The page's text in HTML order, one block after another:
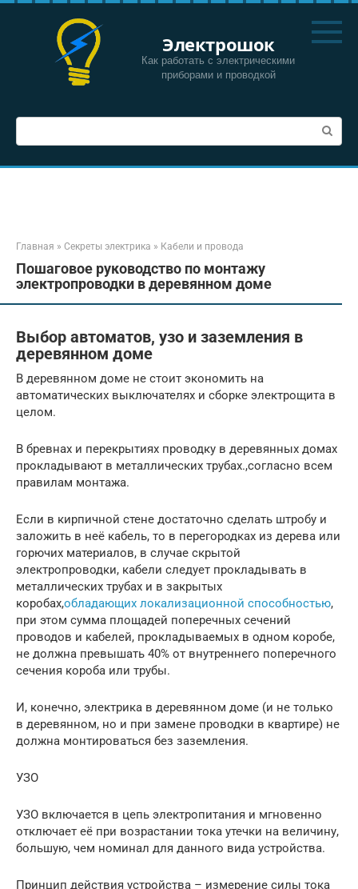
Перейти
Электрошок
Как работать с электрическими
приборами и проводкой
Поиск:
Главная » Секреты электрика » Кабели и провода
Пошаговое руководство по монтажу
электропроводки в деревянном доме
Выбор автоматов, узо и заземления в
деревянном доме
В деревянном доме не стоит экономить на
автоматических выключателях и сборке электрощита в
целом.
В бревнах и перекрытиях проводку в деревянных домах
прокладывают в металлических трубах.,согласно всем
правилам монтажа.
Если в кирпичной стене достаточно сделать штробу и
заложить в неё кабель, то в перегородках из дерева или
горючих материалов, в случае скрытой
электропроводки, кабели следует прокладывать в
металлических трубах и в закрытых
коробах,обладающих локализационной способностью,
при этом сумма площадей поперечных сечений
проводов и кабелей, прокладываемых в одном коробе,
не должна превышать 40% от внутреннего поперечного
сечения короба или трубы.
И, конечно, электрика в деревянном доме (и не только
в деревянном, но и при замене проводки в квартире) не
должна монтироваться без заземления.
УЗО
УЗО включается в цепь электропитания и мгновенно
отключает её при возрастании тока утечки на величину,
большую, чем номинал для данного вида устройства.
Принцип действия устройства – измерение силы тока